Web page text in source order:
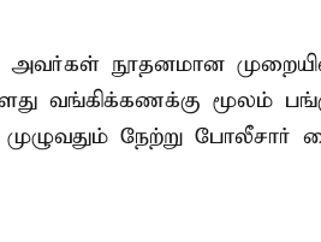
அவர்கள் நூதனமான
வங்கிக்கணக்கு மூலம்
நேற்று போலீசார்